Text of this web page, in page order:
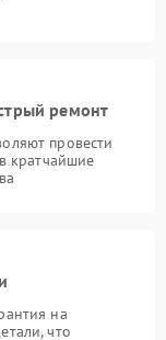
ремонт
провести
кратчайшие
на
что